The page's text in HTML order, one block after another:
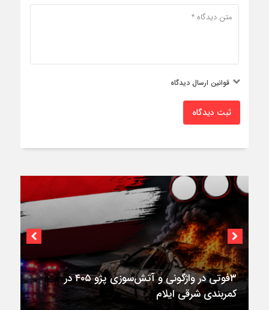
قوانین ارسال دیدگاه
ثبت دیدگاه
۳فوتی در واژگونی و آتش‌سوزی پژو ۴۰۵ در
کمربندی شرقی ایلام